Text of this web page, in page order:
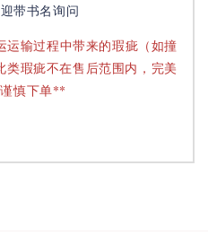
带书名询问
输过程中带来的瑕疵（如撞
瑕疵不在售后范围内，完美
慎下单**